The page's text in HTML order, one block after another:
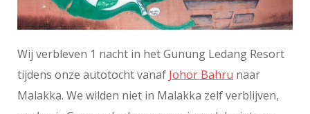
Wij verbleven 1 nacht in het Gunung Ledang Resort
tijdens onze autotocht vanaf Johor Bahru naar
Malakka. We wilden niet in Malakka zelf verblijven,